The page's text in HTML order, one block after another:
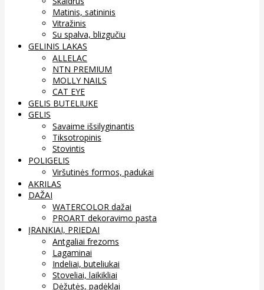
Matinis, satininis
Vitražinis
Su spalva, blizgučiu
GELINIS LAKAS
ALLELAC
NTN PREMIUM
MOLLY NAILS
CAT EYE
GELIS BUTELIUKE
GELIS
Savaime išsilyginantis
Tiksotropinis
Stovintis
POLIGELIS
Viršutinės formos, padukai
AKRILAS
DAŽAI
WATERCOLOR dažai
PROART dekoravimo pasta
ĮRANKIAI, PRIEDAI
Antgaliai frezoms
Lagaminai
Indeliai, buteliukai
Stoveliai, laikikliai
Dėžutės, padėklai